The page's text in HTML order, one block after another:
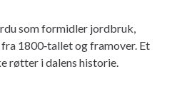
som formidler jordbruk,
1800‑tallet og framover. Et
røtter i dalens historie.